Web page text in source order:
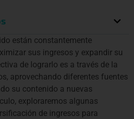
están constantemente
sus ingresos y expandir su
de lograrlo es a través de la
aprovechando diferentes fuentes
su contenido a nuevas
exploraremos algunas
de ingresos para